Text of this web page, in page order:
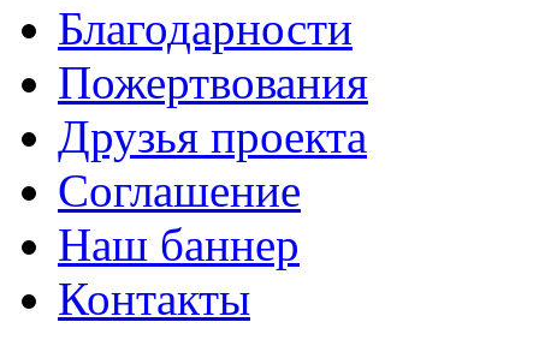
Благодарности
Пожертвования
Друзья проекта
Соглашение
Наш баннер
Контакты